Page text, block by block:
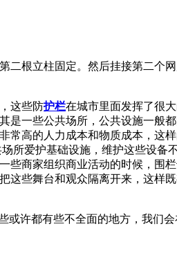
根立柱固定。然后挂接第二个
这些防护栏在城市里面发挥了很
是一些公共场所，公共设施一般
高的人力成本和物质成本，这
爱护基础设施，维护这些设备
商家组织商业活动的时候，围
些舞台和观众隔离开来，这样
许都有些不全面的地方，我们